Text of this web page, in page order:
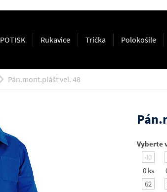
POTISK Rukavice Trička Polokošile
Pán.mont.plášť vel. 48
Vyberte
40
0 ks
62